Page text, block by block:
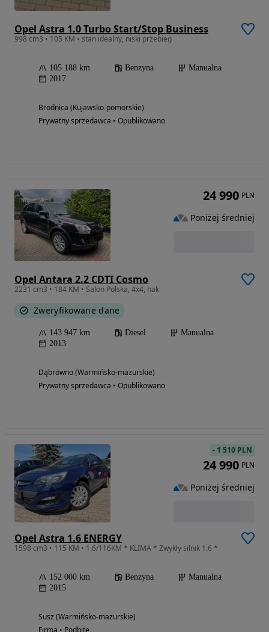
Opel Astra 1.0 Turbo Start/Stop Business
998 cm3 • 105 KM • stan idealny, niski przebieg
105 188 km Benzyna
Manualna
2017
Brodnica (Kujawsko-pomorskie)
Prywatny sprzedawca • Opublikowano
Opel Antara 2.2 CDTI Cosmo
2231 cm3 • 184 KM • Salon Polska, 4x4, hak
Zweryfikowane dane
143 947 km Diesel
Manualna
2013
Dąbrówno (Warmińsko-mazurskie)
Prywatny sprzedawca • Opublikowano
24 990 PLN
Poniżej średniej
Opel Astra 1.6 ENERGY
1598 cm3 • 115 KM • 1.6/116KM * KLIMA * Zwykły silnik 1.6 *
152 000 km Benzyna
Manualna
2015
Susz (Warmińsko-mazurskie)
- 1 510 PLN
24 990 PLN
Poniżej średniej